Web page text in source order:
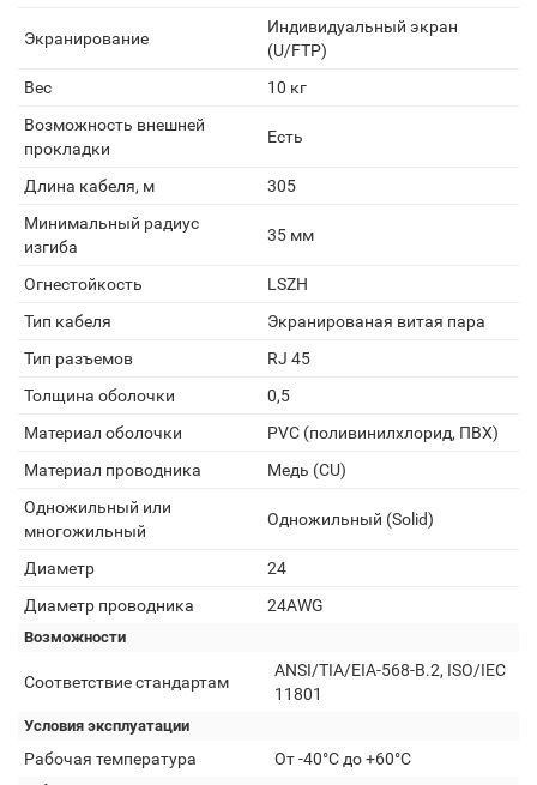
Экранирование
Индивидуальный экран
(U/FTP)
Вес
10 кг
Возможность внешней
прокладки
Есть
Длина кабеля, м
305
Минимальный радиус
изгиба
35 мм
Огнестойкость
LSZH
Тип кабеля
Экранированая витая пара
Тип разъемов
RJ 45
Толщина оболочки
0,5
Материал оболочки
PVC (поливинилхлорид, ПВХ)
Материал проводника
Медь (СU)
Одножильный или
многожильный
Одножильный (Solid)
Диаметр
24
Диаметр проводника
24AWG
Возможности
Соответствие стандартам
ANSI/TIA/EIA-568-B.2, ISO/IEC
11801
Условия эксплуатации
Рабочая температура От -40°C до +60°C